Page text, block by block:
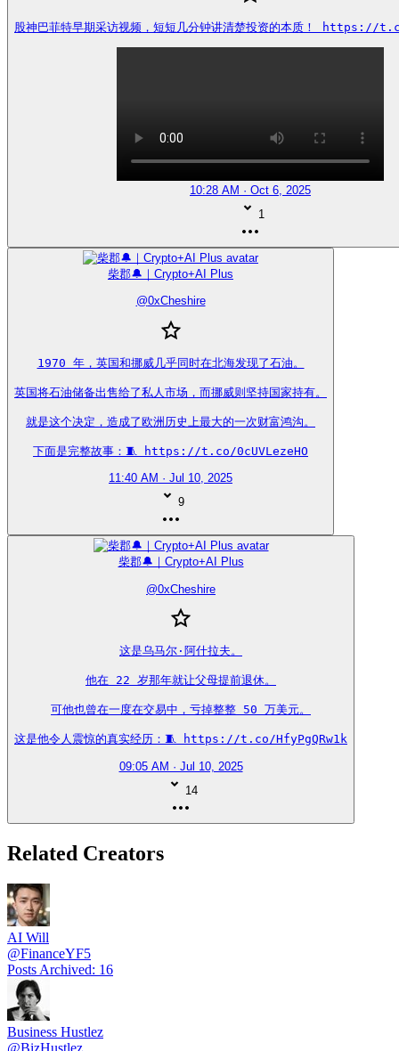
股神巴菲特早期采访视频，短短几分钟讲清楚投资的本质！ https://
10:28 AM · Oct 6, 2025
1
柴郡🔔｜Crypto+AI Plus
@0xCheshire
1970 年，英国和挪威几乎同时在北海发现了石油。
英国将石油储备出售给了私人市场，而挪威则坚持国家持有。
就是这个决定，造成了欧洲历史上最大的一次财富鸿沟。
下面是完整故事：🧵 https://t.co/0cUVLezeHO
11:40 AM · Jul 10, 2025
9
柴郡🔔｜Crypto+AI Plus
@0xCheshire
这是乌马尔·阿什拉夫。
他在 22 岁那年就让父母提前退休。
可他也曾在一度在交易中，亏掉整整 50 万美元。
这是他令人震惊的真实经历：🧵 https://t.co/HfyPgQRw1k
09:05 AM · Jul 10, 2025
14
Related Creators
AI Will
@FinanceYF5
Posts Archived: 16
Business Hustlez
@BizHustlez